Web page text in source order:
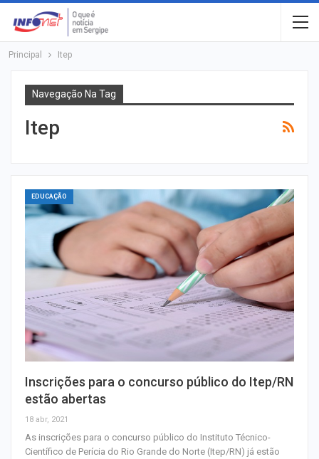
Principal Itep
Navegação Na Tag
Itep
EDUCAÇÃO
Inscrições para o concurso público do Itep/RN
estão abertas
18 abr, 2021
As inscrições para o concurso público do Instituto Técnico-
Científico de Perícia do Rio Grande do Norte (Itep/RN) já estão